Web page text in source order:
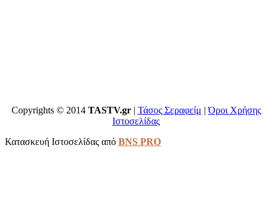
Copyrights © 2014 TASTV.gr| Τάσος Σεραφείμ |Όροι Χρήσης
Ιστοσελίδας
Κατασκευή Ιστοσελίδας από BNS PRO